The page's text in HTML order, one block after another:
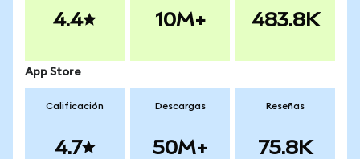
4.4 10M+ 483.8K
App Store
Calificación
4.7
Descargas
50M+
Reseñas
75.8K